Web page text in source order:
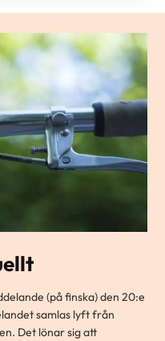
(på finska) den 20:e
samlas lyft från
Det lönar sig att